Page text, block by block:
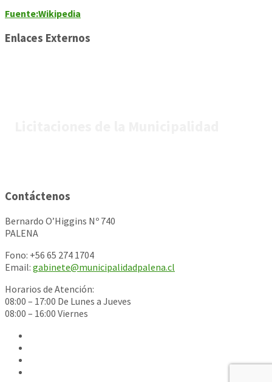
Fuente:Wikipedia
Enlaces Externos
Contáctenos
Bernardo O’Higgins Nº 740
PALENA
Fono: +56 65 274 1704
Email: gabinete@municipalidadpalena.cl
Horarios de Atención:
08:00 – 17:00 De Lunes a Jueves
08:00 – 16:00 Viernes